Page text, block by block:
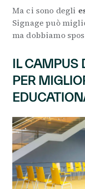
Ma ci sono degli
Signage può
ma dobbiamo
IL CAMPUS
PER